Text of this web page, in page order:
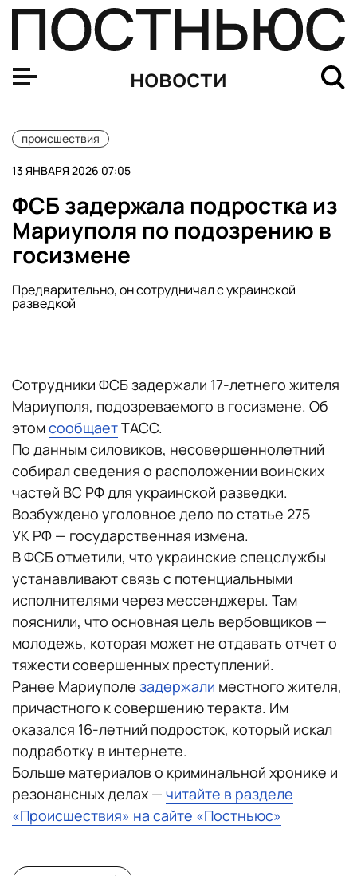
новости
происшествия
13 ЯНВАРЯ 2026 07:05
ФСБ задержала подростка из
Мариуполя по подозрению в
госизмене
Предварительно, он сотрудничал с украинской
разведкой
Сотрудники ФСБ задержали 17-летнего жителя
Мариуполя, подозреваемого в госизмене. Об
этомсообщаетТАСС.
По данным силовиков, несовершеннолетний
собирал сведения о расположении воинских
частей ВС РФ для украинской разведки.
Возбуждено уголовное дело по статье 275
УК РФ — государственная измена.
В ФСБ отметили, что украинские спецслужбы
устанавливают связь с потенциальными
исполнителями через мессенджеры. Там
пояснили, что основная цель вербовщиков —
молодежь, которая может не отдавать отчет о
тяжести совершенных преступлений.
Ранее Мариуполе задержали местного жителя,
причастного к совершению теракта. Им
оказался 16-летний подросток, который искал
подработку в интернете.
Больше материалов о криминальной хронике и
резонансных делах — читайте в разделе
«Происшествия» на сайте «Постньюс»
Суд в Москве оштрафовал женщину за